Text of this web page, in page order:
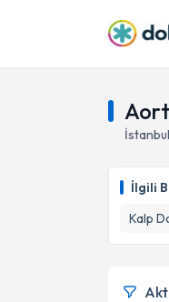
Aort
İstanbul
İlgili
Kalp